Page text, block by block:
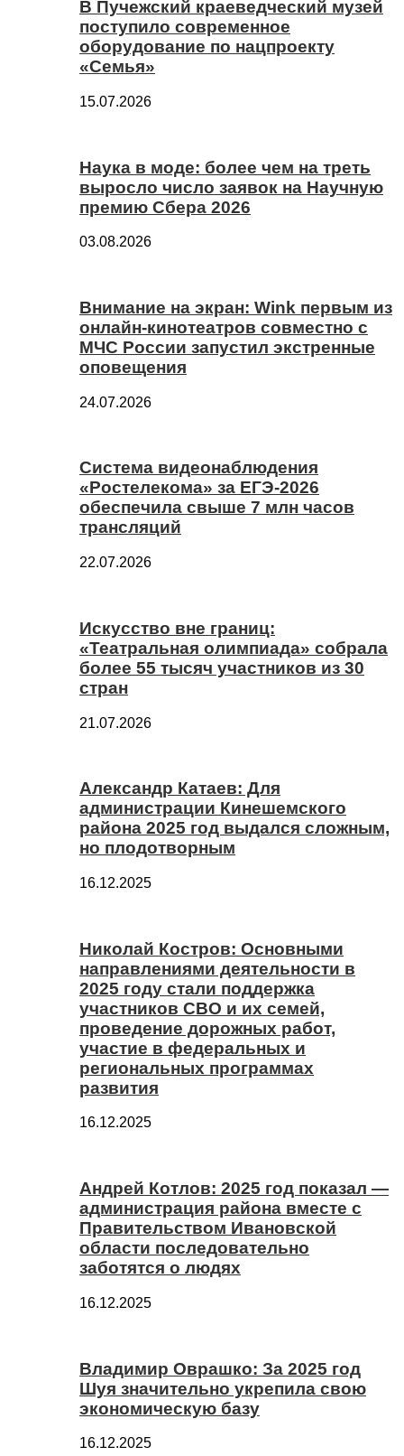
В Пучежский краеведческий музей
поступило современное
оборудование по нацпроекту
«Семья»
15.07.2026
Наука в моде: более чем на треть
выросло число заявок на Научную
премию Сбера 2026
03.08.2026
Внимание на экран: Wink первым из
онлайн-кинотеатров совместно с
МЧС России запустил экстренные
оповещения
24.07.2026
Система видеонаблюдения
«Ростелекома» за ЕГЭ-2026
обеспечила свыше 7 млн часов
трансляций
22.07.2026
Искусство вне границ:
«Театральная олимпиада» собрала
более 55 тысяч участников из 30
стран
21.07.2026
Александр Катаев: Для
администрации Кинешемского
района 2025 год выдался сложным,
но плодотворным
16.12.2025
Николай Костров: Основными
направлениями деятельности в
2025 году стали поддержка
участников СВО и их семей,
проведение дорожных работ,
участие в федеральных и
региональных программах
развития
16.12.2025
Андрей Котлов: 2025 год показал —
администрация района вместе с
Правительством Ивановской
области последовательно
заботятся о людях
16.12.2025
Владимир Оврашко: За 2025 год
Шуя значительно укрепила свою
экономическую базу
16.12.2025